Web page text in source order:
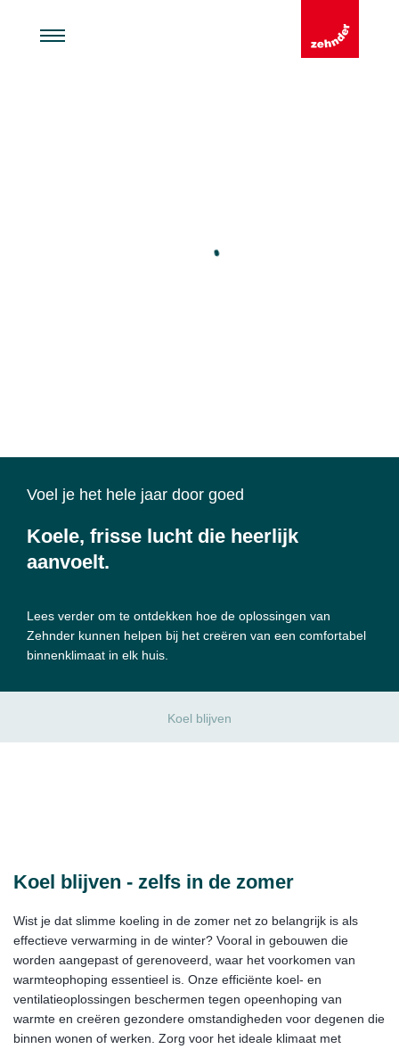
Voel je het hele jaar door goed
Koele, frisse lucht die heerlijk
aanvoelt.
Lees verder om te ontdekken hoe de oplossingen van
Zehnder kunnen helpen bij het creëren van een comfortabel
binnenklimaat in elk huis.
Koel blijven
Koel blijven - zelfs in de zomer
Wist je dat slimme koeling in de zomer net zo belangrijk is als
effectieve verwarming in de winter? Vooral in gebouwen die
worden aangepast of gerenoveerd, waar het voorkomen van
warmteophoping essentieel is. Onze efficiënte koel- en
ventilatieoplossingen beschermen tegen opeenhoping van
warmte en creëren gezondere omstandigheden voor degenen die
binnen wonen of werken. Zorg voor het ideale klimaat met